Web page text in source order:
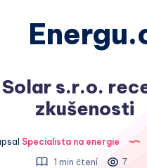
Solar s.r.o.
zkušenosti
Specialista na energie
1 min čtení
7